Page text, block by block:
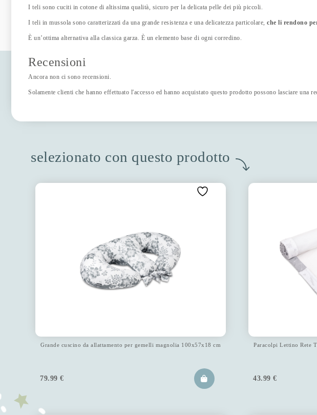
I teli sono cuciti in cotone di altissima qualità, sicuro per la delicata pelle dei più piccoli.
I teli in mussola sono caratterizzati da una grande resistenza e una delicatezza particolare,che li rendono
È un’ottima alternativa alla classica garza. È un elemento base di ogni corredino.
Recensioni
Ancora non ci sono recensioni.
Solamente clienti che hanno effettuato l'accesso ed hanno acquistato questo prodotto possono lasciare una
selezionato con questo prodotto
Grande cuscino da allattamento per gemelli magnolia 100x57x18 cm
79.99 €
Paracolpi Lettino Rete
43.99 €